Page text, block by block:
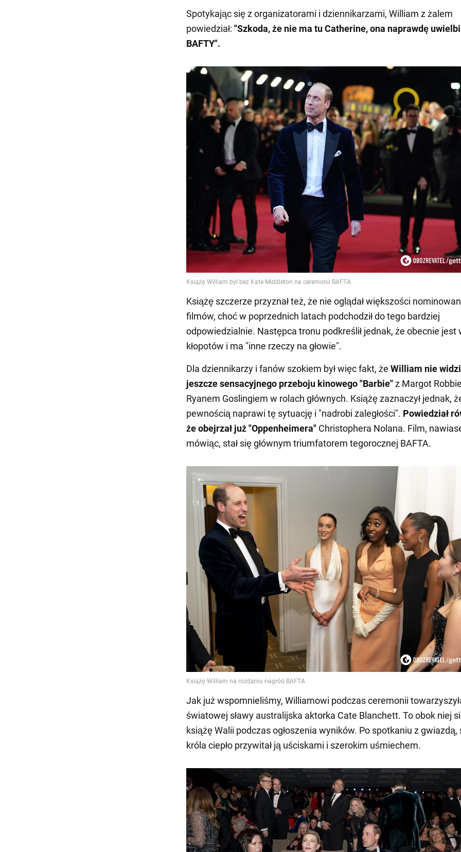
Spotykając się z organizatorami i dziennikarzami, William z żalem
powiedział: "Szkoda, że nie ma tu Catherine, ona naprawdę
BAFTY".
Książę szczerze przyznał też, że nie oglądał większości
filmów, choć w poprzednich latach podchodził do tego bardziej
odpowiedzialnie. Następca tronu podkreślił jednak, że obecnie jest
kłopotów i ma "inne rzeczy na głowie".
Dla dziennikarzy i fanów szokiem był więc fakt, że William nie
jeszcze sensacyjnego przeboju kinowego "Barbie"z Margot
Ryanem Goslingiem w rolach głównych. Książę zaznaczył jednak,
pewnością naprawi tę sytuację i "nadrobi zaległości". Powiedział
że obejrzał już "Oppenheimera" Christophera Nolana. Film,
mówiąc, stał się głównym triumfatorem tegorocznej BAFTA.
Jak już wspomnieliśmy, Williamowi podczas ceremonii
światowej sławy australijska aktorka Cate Blanchett. To obok niej
książę Walii podczas ogłoszenia wyników. Po spotkaniu z gwiazdą,
króla ciepło przywitał ją uściskami i szerokim uśmiechem.